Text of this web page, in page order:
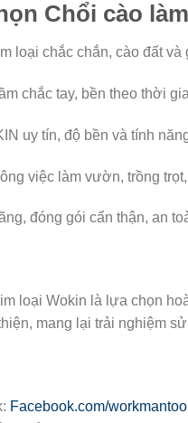
Chổi cào
loại chắc chắn, cào đất và
chắc tay, bền theo thời
uy tín, độ bền và tính
việc làm vườn, trồng
đóng gói cẩn thận, an
loại Wokin là lựa chọn
mang lại trải nghiệm
Facebook.com/